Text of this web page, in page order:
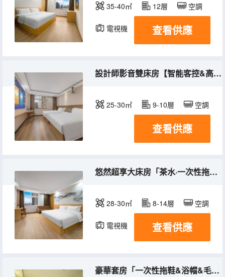
35-40㎡ 12層 空調
電視機 查看供應
設計師影音雙床房【智能客控&高清影音&支持3D】
25-30㎡ 9-10層 空調
查看供應
悠然超享大床房「茶水·一次性拖鞋&浴帽&毛巾」
28-30㎡ 8-14層 空調
電視機 查看供應
豪華套房「一次性拖鞋&浴帽&毛巾+沙發+茶几」